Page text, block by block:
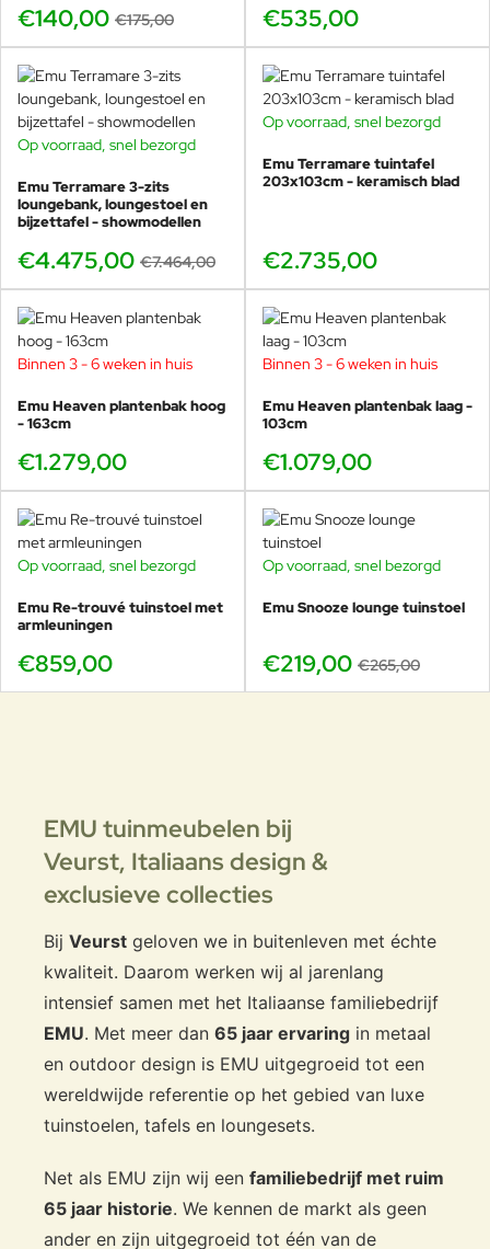
settings.
Combineert perfect met
Emu Antigua loungestoel
Emu Antigua daybed
Emu Antigua 2-zits sofa
Emu antigua 3-zits sofa
Emu Antigua koffietafel
Emu Antigua salontafel
Speelse Terramare salontafels
Strakke Cabla salontafels
Luxe design parasols van Emu
vakmanschap voor buiten
Emu is wereldwijd marktleider in metalen en geweven
buitenmeubelen en staat bekend om luxueuze designs die perfect
bestand zijn tegen weer en wind. Het merk werd in 1951 opgericht
in
Marsciano, Italië
en ontwikkelde sindsdien een ongeëvenaarde
expertise in metaalbewerking en outdoor materialen.
Door samenwerkingen met internationale topontwerpers,
waaronder Patricia Urquiola, Stefan Diez en Florent Coirier,
creëert Emu collecties die elegantie, duurzaamheid en comfort
zelfs in intensieve hospitality-omgevingen.
Waarom uw Antigua pouf betellen bij
Veurst?
Veurst is degrootste Emu-dealer ter wereld, met de
en directe samenwerking met Italië. Dat
betekent:
Enorme kleurkeuze, snelste levering én directe import
uit Italië.
Toegang tot de nieuwste collecties, limited editions en
pre-launch modellen.
Meer dan
65 jaar expertise
in luxe buitenmeubelen.
Een showroom waar u bijna alle Emu-collecties kunt
bekijken en uitproberen.
Professioneel adviesvoor particulieren én projecten.
€140,00 €175,00 €535,00
BUNDELKORTING
-40%
Op voorraad, snel bezorgd
Emu Terramare 3-zits
loungebank, loungestoel en
bijzettafel - showmodellen
€4.475,00 €7.464,00
Op voorraad, snel bezorgd
Emu Terramare tuintafel
203x103cm - keramisch blad
€2.735,00
Binnen 3 - 6 weken in huis
Emu Heaven plantenbak hoog
- 163cm
€1.279,00
Binnen 3 - 6 weken in huis
Emu Heaven plantenbak laag -
103cm
€1.079,00
Op voorraad, snel bezorgd
Emu Re-trouvé tuinstoel met
armleuningen
€859,00
-17%
Op voorraad, snel bezorgd
Emu Snooze lounge tuinstoel
€219,00 €265,00
EMU tuinmeubelen bij
Veurst, Italiaans design &
exclusieve collecties
Bij Veurst geloven we in buitenleven met échte
kwaliteit. Daarom werken wij al jarenlang
intensief samen met het Italiaanse familiebedrijf
EMU. Met meer dan 65 jaar ervaring in metaal
en outdoor design is EMU uitgegroeid tot een
wereldwijde referentie op het gebied van luxe
tuinstoelen, tafels en loungesets.
Net als EMU zijn wij een familiebedrijf met ruim
65 jaar historie. We kennen de markt als geen
ander en zijn uitgegroeid tot één van de